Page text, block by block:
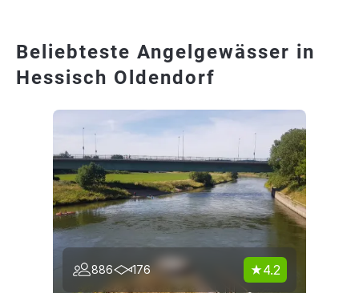
Beliebteste Angelgewässer in
Hessisch Oldendorf
886 176 4.2